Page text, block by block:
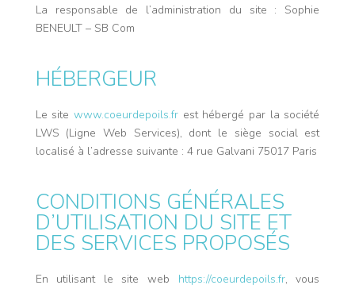
La responsable de l’administration du site : Sophie
BENEULT – SB Com
HÉBERGEUR
Le sitewww.coeurdepoils.fr est hébergé par la société
LWS (Ligne Web Services), dont le siège social est
localisé à l’adresse suivante : 4 rue Galvani 75017 Paris
CONDITIONS GÉNÉRALES
D’UTILISATION DU SITE ET
DES SERVICES PROPOSÉS
En utilisant le site web https://coeurdepoils.fr, vous